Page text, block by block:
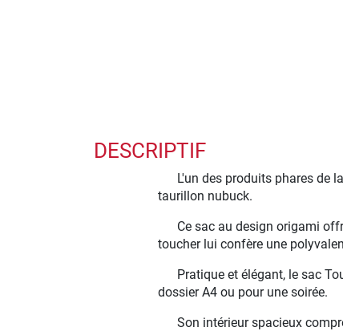
DESCRIPTIF
L'un des produits phares de
taurillon nubuck.
Ce sac au design origami
toucher lui confère une
Pratique et élégant, le sac
dossier A4 ou pour une soirée.
Son intérieur spacieux